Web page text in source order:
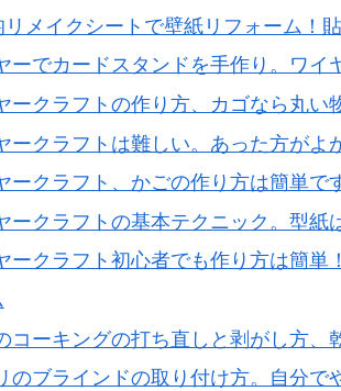
リメイクシートで壁紙リフォーム！
ーでカードスタンドを手作り。ワイ
ークラフトの作り方、カゴなら丸い
ークラフトは難しい。あった方がよ
ークラフト、かごの作り方は簡単で
ークラフトの基本テクニック。型紙
ークラフト初心者でも作り方は簡単
コーキングの打ち直しと剥がし方、
のブラインドの取り付け方。自分で